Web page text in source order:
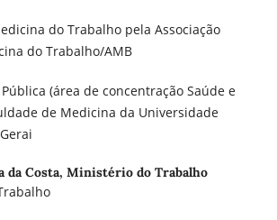
do Trabalho pela Associação
do Trabalho/AMB
(área de concentração Saúde e
de Medicina da Universidade
da Costa, Ministério do Trabalho